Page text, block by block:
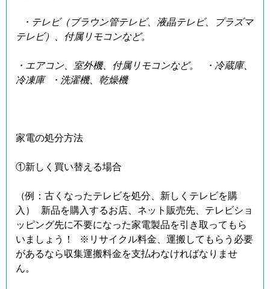
・テレビ（ブラウン管テレビ、液晶テレビ、プラズマ
テレビ）、付属リモコンなど。
・エアコン、室外機、付属リモコンなど。 ・冷蔵庫、
冷凍庫 ・洗濯機、乾燥機
家電の処分方法
①新しく買い替える場合
（例：古くなったテレビを処分、新しくテレビを購
入） 新品を購入するお店、ネット販売先、テレビショ
ッピング先に不要になった家電製品を引き取ってもら
いましょう！ ※リサイクル料金、運搬してもらう必要
があるなら収集運搬料金を支払わなければなりませ
ん。